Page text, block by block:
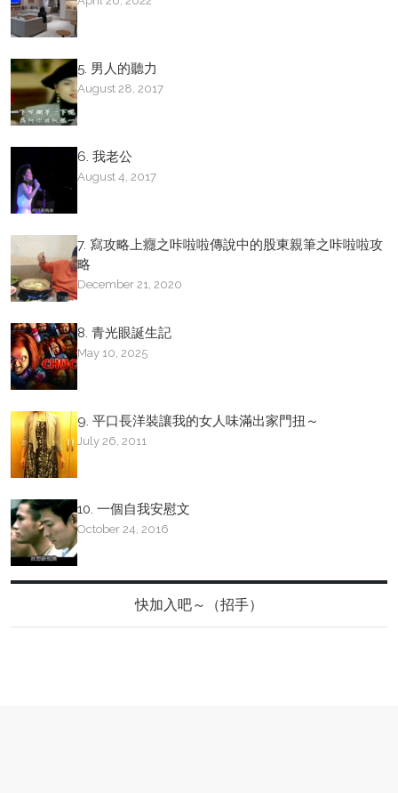
5. 男人的聽力
August 28, 2017
6. 我老公
August 4, 2017
7. 寫攻略上癮之咔啦啦傳說中的股東親筆之咔啦啦攻
略
December 21, 2020
8. 青光眼誕生記
May 10, 2025
9. 平口長洋裝讓我的女人味滿出家門扭～
July 26, 2011
10. 一個自我安慰文
October 24, 2016
快加入吧～（招手）